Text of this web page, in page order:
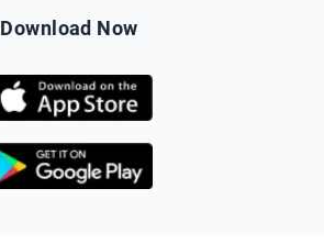
Download Now